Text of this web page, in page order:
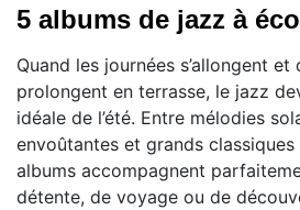
5 albums de jazz à
Quand les journées s’allongent et
prolongent en terrasse, le jazz
idéale de l’été. Entre mélodies
envoûtantes et grands
albums accompagnent
détente, de voyage ou de